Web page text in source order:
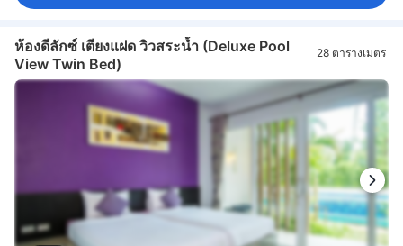
ห้องดีลักซ์ เตียงแฝด วิวสระน้ำ (Deluxe Pool
View Twin Bed)
28 ตารางเมตร